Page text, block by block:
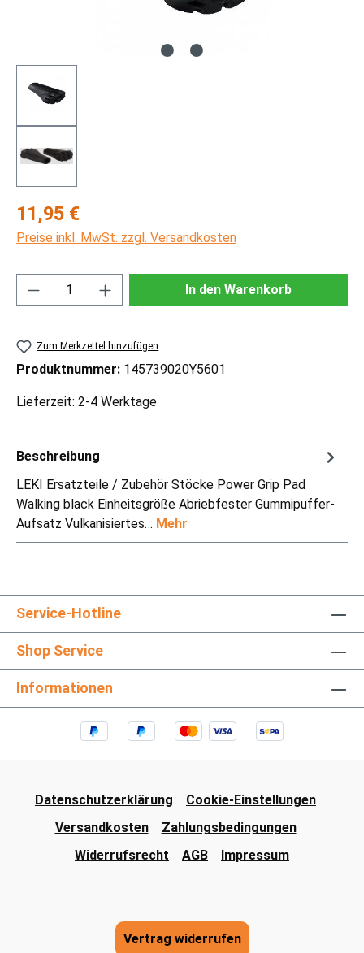
Regulärer Preis:
11,95 €
Preise inkl. MwSt. zzgl. Versandkosten
Produkt Anzahl: Gib den gewünschten
In den Warenkorb
Zum Merkzettel hinzufügen
Produktnummer: 145739020Y5601
Lieferzeit: 2-4 Werktage
Beschreibung
LEKI Ersatzteile / Zubehör Stöcke Power Grip Pad
Walking black Einheitsgröße Abriebfester Gummipuffer-
Aufsatz Vulkanisiertes… Mehr
Service-Hotline
Shop Service
Informationen
Datenschutzerklärung
Cookie-Einstellungen
Versandkosten
Zahlungsbedingungen
Widerrufsrecht
AGB Impressum
Vertrag widerrufen